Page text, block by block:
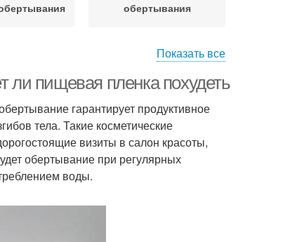
обертывания
Показать все
пищевая пленка похудеть
гарантирует продуктивное
тела. Такие косметические
визиты в салон красоты,
обертывание при регулярных
воды.